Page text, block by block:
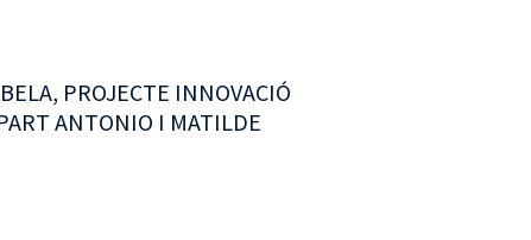
PROJECTE INNOVACIÓ
ANTONIO I MATILDE